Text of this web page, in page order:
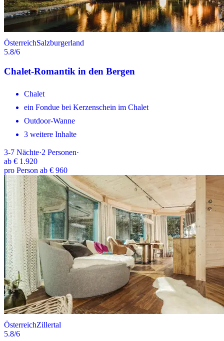
ÖsterreichSalzburgerland
5.8/6
Chalet-Romantik in den Bergen
Chalet
ein Fondue bei Kerzenschein im Chalet
Outdoor-Wanne
3 weitere Inhalte
3-7 Nächte·2 Personen·
ab € 1.920
pro Person ab € 960
ÖsterreichZillertal
5.8/6